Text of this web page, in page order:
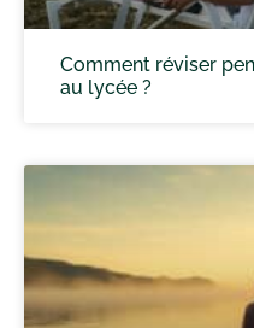
Comment réviser
au lycée ?